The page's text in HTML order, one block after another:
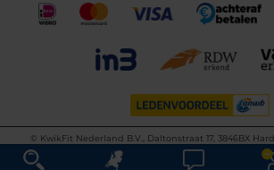
©
KwikFit Nederland B.V., Daltonstraat 17, 3846BX
Algemene voorwaarden
Privacyverklaring
This site is protected by reCAPTCHA and the Google